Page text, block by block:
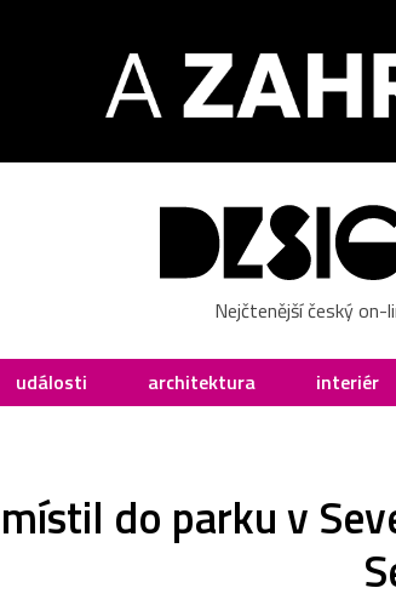
Nejčtenější český
události architektura interiér
do parku v